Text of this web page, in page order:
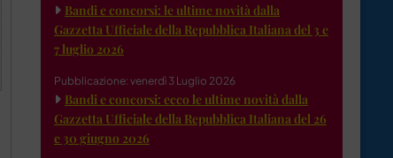
Bandi e concorsi: le ultime novità dalla
Gazzetta Ufficiale della Repubblica Italiana del 3 e
7 luglio 2026
Pubblicazione: venerdì 3 Luglio 2026
Bandi e concorsi: ecco le ultime novità dalla
Gazzetta Ufficiale della Repubblica Italiana del 26
e 30 giugno 2026